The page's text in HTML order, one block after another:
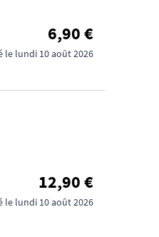
6,90 €
le lundi 10 août 2026
12,90 €
le lundi 10 août 2026